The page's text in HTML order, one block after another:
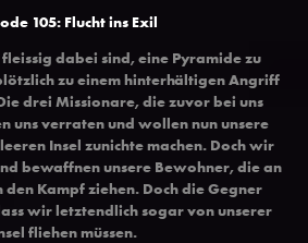
105: Flucht ins Exil
dabei sind, eine Pyramide zu
zu einem hinterhältigen Angriff
drei Missionare, die zuvor bei uns
uns verraten und wollen nun unsere
Insel zunichte machen. Doch wir
bewaffnen unsere Bewohner, die an
den Kampf ziehen. Doch die Gegner
wir letztendlich sogar von unserer
fliehen müssen.